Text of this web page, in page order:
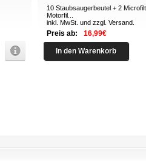
10 Staubsaugerbeutel + 2
Motorfil...
inkl. MwSt. und zzgl.Versand
Preis ab: 16,99€
In den Warenkorb